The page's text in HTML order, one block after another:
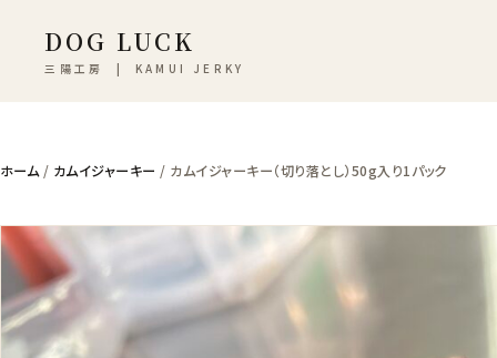
DOG LUCK
三陽工房 | KAMUI JERKY
ホーム/ カムイジャーキー / カムイジャーキー（切り落とし）50g入り1パック